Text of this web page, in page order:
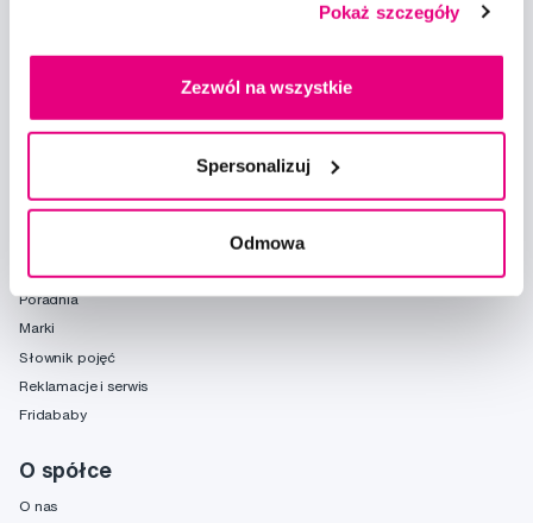
Pokaż szczegóły
Zezwól na wszystkie
Spersonalizuj
Odmowa
Wszystko o zakupach
Warunki handlowe
Ochrona danych osobowych
Ustawienia plików cookie
Poradnia
Marki
Słownik pojęć
Reklamacje i serwis
Fridababy
O spółce
O nas